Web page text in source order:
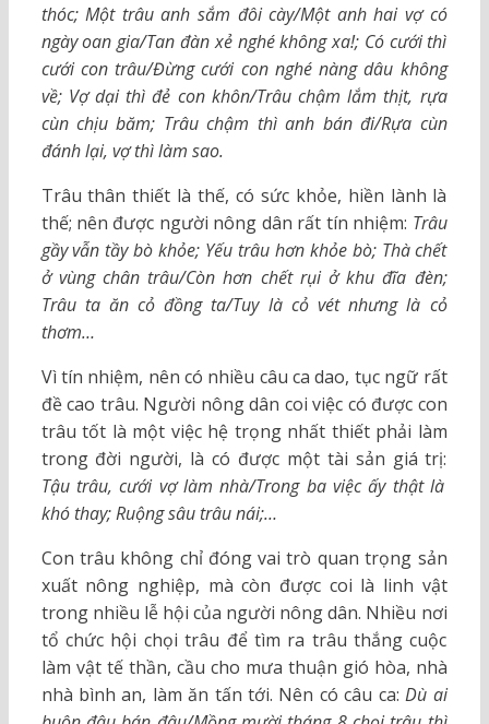
thóc; Một trâu anh sắm đôi cày/Một anh hai vợ có
ngày oan gia/Tan đàn xẻ nghé không xa!; Có cưới thì
cưới con trâu/Đừng cưới con nghé nàng dâu không
về; Vợ dại thì đẻ con khôn/Trâu chậm lắm thịt, rựa
cùn chịu băm; Trâu chậm thì anh bán đi/Rựa cùn
đánh lại, vợ thì làm sao.
Trâu thân thiết là thế, có sức khỏe, hiền lành là
thế; nên được người nông dân rất tín nhiệm: Trâu
gầy vẫn tầy bò khỏe; Yếu trâu hơn khỏe bò; Thà chết
ở vùng chân trâu/Còn hơn chết rụi ở khu đĩa đèn;
Trâu ta ăn cỏ đồng ta/Tuy là cỏ vét nhưng là cỏ
thơm…
Vì tín nhiệm, nên có nhiều câu ca dao, tục ngữ rất
đề cao trâu. Người nông dân coi việc có được con
trâu tốt là một việc hệ trọng nhất thiết phải làm
trong đời người, là có được một tài sản giá trị:
Tậu trâu, cưới vợ làm nhà/Trong ba việc ấy thật là
khó thay; Ruộng sâu trâu nái;…
Con trâu không chỉ đóng vai trò quan trọng sản
xuất nông nghiệp, mà còn được coi là linh vật
trong nhiều lễ hội của người nông dân. Nhiều nơi
tổ chức hội chọi trâu để tìm ra trâu thắng cuộc
làm vật tế thần, cầu cho mưa thuận gió hòa, nhà
nhà bình an, làm ăn tấn tới. Nên có câu ca:Dù ai